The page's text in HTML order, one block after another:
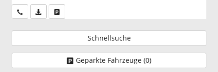
Wir rufen Sie anPDF-Datei, Fahrzeugexposé drucken
Schnellsuche
Geparkte Fahrzeuge (0)